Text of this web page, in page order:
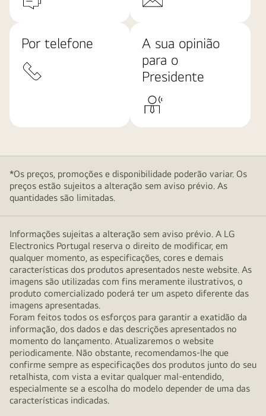
Por telefone
A sua opinião
para o
Presidente
*Os preços, promoções e disponibilidade poderão variar. Os
preços estão sujeitos a alteração sem aviso prévio. As
quantidades são limitadas.
Informações sujeitas a alteração sem aviso prévio. A LG
Electronics Portugal reserva o direito de modificar, em
qualquer momento, as especificações, cores e demais
características dos produtos apresentados neste website. As
imagens são utilizadas com fins meramente ilustrativos, o
produto comercializado poderá ter um aspeto diferente das
imagens apresentadas.
Foram feitos todos os esforços para garantir a exatidão da
informação, dos dados e das descrições apresentados no
momento do lançamento. Atualizaremos o website
periodicamente. Não obstante, recomendamos-lhe que
confirme sempre as especificações dos produtos junto do seu
retalhista, com vista a evitar qualquer mal-entendido,
especialmente se a escolha do modelo depender de uma das
características indicadas.